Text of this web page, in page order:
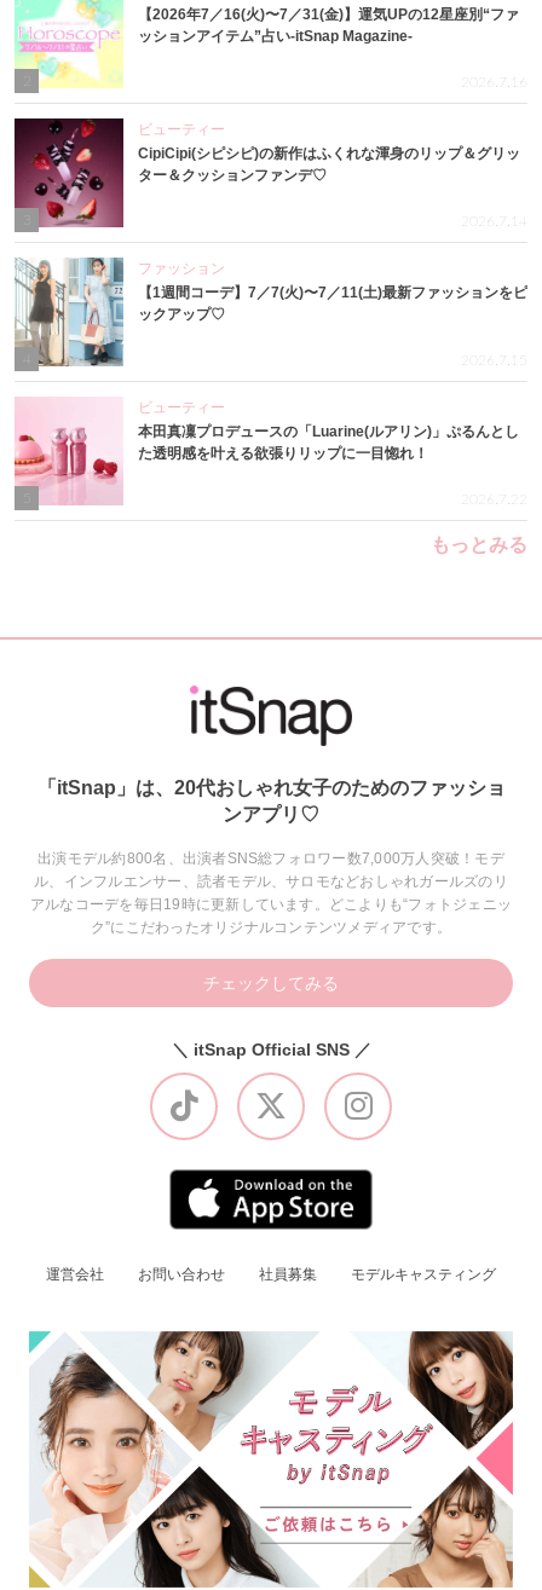
【2026年7／16(火)〜7／31(金)】運気UPの12星座別“ファ
ッションアイテム”占い-itSnap Magazine-
2026.7.16
3
ビューティー
CipiCipi(シピシピ)の新作はふくれな渾身のリップ＆グリッ
ター＆クッションファンデ♡
2026.7.14
4
ファッション
【1週間コーデ】7／7(火)〜7／11(土)最新ファッションをピ
ックアップ♡
2026.7.15
ビューティー
本田真凜プロデュースの「Luarine(ルアリン)」ぷるんとし
た透明感を叶える欲張りリップに一目惚れ！
2026.7.22
もっとみる
「itSnap」は、20代おしゃれ女子のためのファッショ
ンアプリ♡
出演モデル約800名、出演者SNS総フォロワー数7,000万人突破！モデ
ル、インフルエンサー、読者モデル、サロモなどおしゃれガールズのリ
アルなコーデを毎日19時に更新しています。どこよりも“フォトジェニッ
ク”にこだわったオリジナルコンテンツメディアです。
チェックしてみる
＼ itSnap Official SNS ／
運営会社 お問い合わせ 社員募集 モデルキャスティング